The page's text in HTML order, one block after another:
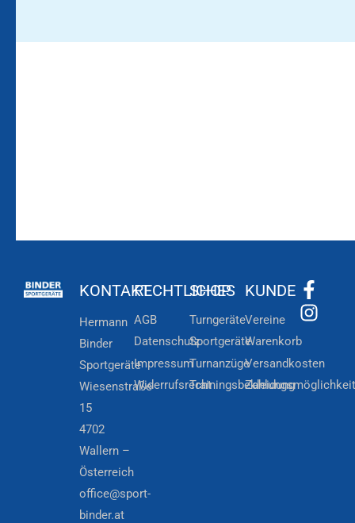
KONTAKT
Hermann
Binder
Sportgeräte
Wiesenstraße
15
4702
Wallern –
Österreich
office@sport-
binder.at
RECHTLICHES
AGB
Datenschutz
Impressum
Widerrufsrecht
SHOP
Turngeräte
Sportgeräte
Turnanzüge
Trainingsbekleidung
KUNDE
Vereine
Warenkorb
Versandkosten